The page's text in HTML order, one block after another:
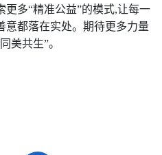
多“精准公益”的模式,让每一
意都落在实处。期待更多力量
美共生”。